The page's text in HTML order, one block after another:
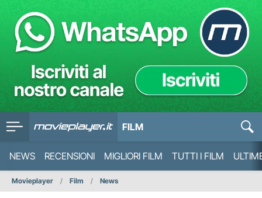
FILM
NEWS RECENSIONI MIGLIORI FILM TUTTI I FILM
Movieplayer Film News